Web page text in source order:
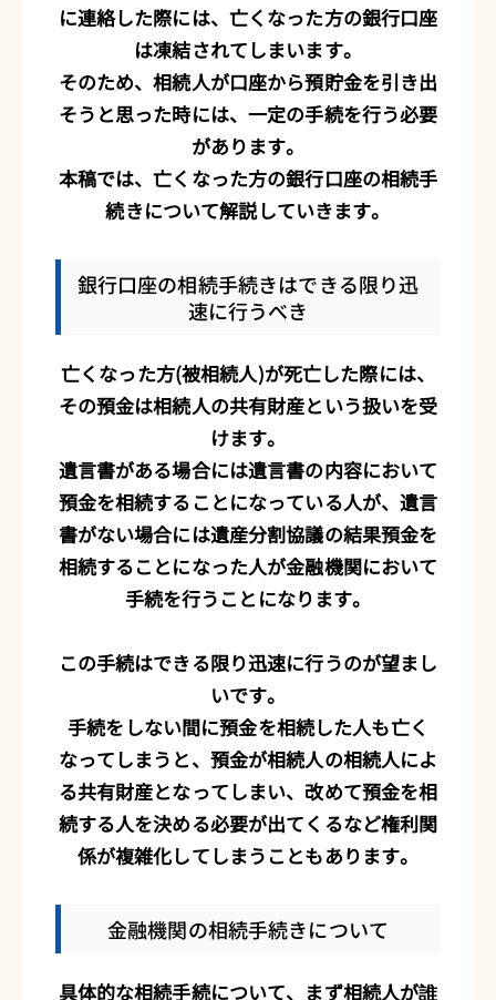
に連絡した際には、亡くなった方の銀行口座
は凍結されてしまいます。
そのため、相続人が口座から預貯金を引き出
そうと思った時には、一定の手続を行う必要
があります。
本稿では、亡くなった方の銀行口座の相続手
続きについて解説していきます。
銀行口座の相続手続きはできる限り迅
速に行うべき
亡くなった方(被相続人)が死亡した際には、
その預金は相続人の共有財産という扱いを受
けます。
遺言書がある場合には遺言書の内容において
預金を相続することになっている人が、遺言
書がない場合には遺産分割協議の結果預金を
相続することになった人が金融機関において
手続を行うことになります。
この手続はできる限り迅速に行うのが望まし
いです。
手続をしない間に預金を相続した人も亡く
なってしまうと、預金が相続人の相続人によ
る共有財産となってしまい、改めて預金を相
続する人を決める必要が出てくるなど権利関
係が複雑化してしまうこともあります。
金融機関の相続手続きについて
具体的な相続手続について、まず相続人が誰